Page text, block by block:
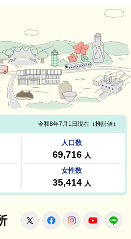
笠間市役所
X FacebookInstagram